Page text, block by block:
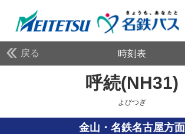
戻る 時刻表
呼続(NH31)
よびつぎ
金山・名鉄名古屋方面